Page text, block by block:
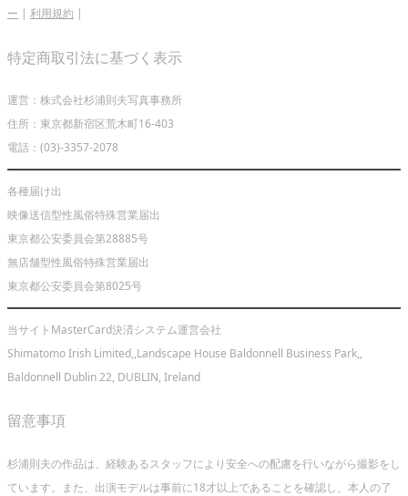
ー | 利用規約 |
特定商取引法に基づく表示
運営：株式会社杉浦則夫写真事務所
住所：東京都新宿区荒木町16-403
電話：(03)-3357-2078
各種届け出
映像送信型性風俗特殊営業届出
東京都公安委員会第28885号
無店舗型性風俗特殊営業届出
東京都公安委員会第8025号
当サイトMasterCard決済システム運営会社
Shimatomo Irish Limited,,Landscape House Baldonnell Business Park,,
Baldonnell Dublin 22, DUBLIN, Ireland
留意事項
杉浦則夫の作品は、経験あるスタッフにより安全への配慮を行いながら撮影をし
ています。また、出演モデルは事前に18才以上であることを確認し、本人の了